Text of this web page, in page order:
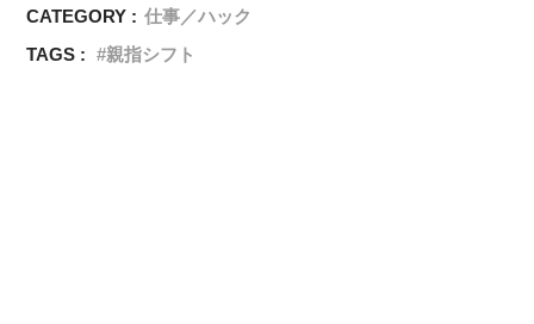
CATEGORY : 仕事／ハック
TAGS :
親指シフト